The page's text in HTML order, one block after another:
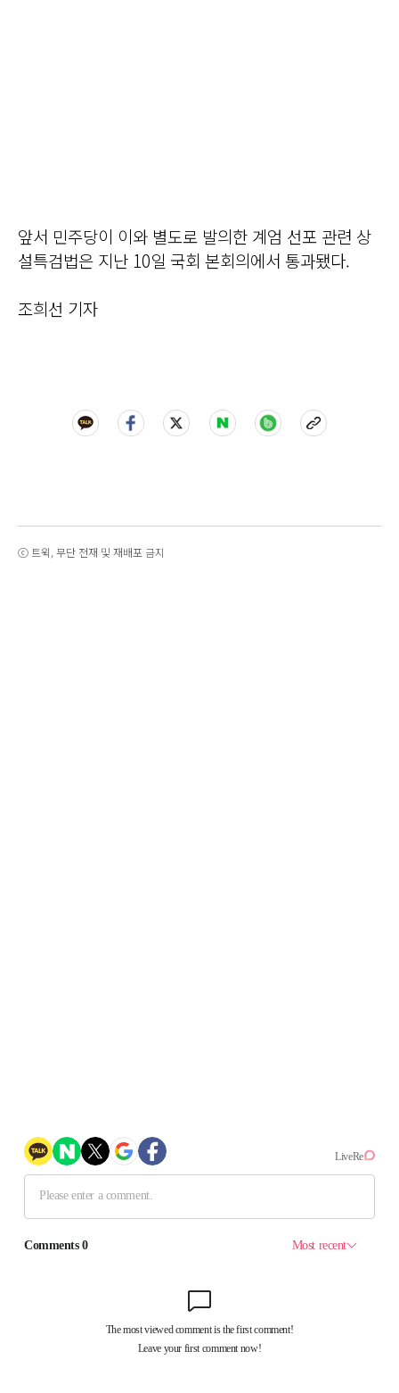
앞서 민주당이 이와 별도로 발의한 계엄 선포 관련 상
설특검법은 지난 10일 국회 본회의에서 통과됐다.
조희선 기자
ⓒ 트윅, 무단 전재 및 재배포 금지